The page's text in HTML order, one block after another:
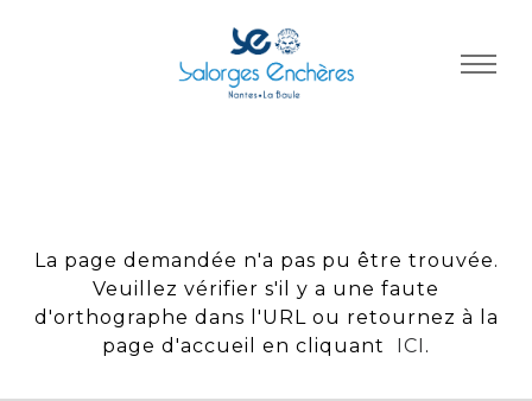
La page demandée n'a pas pu être trouvée.
Veuillez vérifier s'il y a une faute
d'orthographe dans l'URL ou retournez à la
page d'accueil en cliquant
ICI .